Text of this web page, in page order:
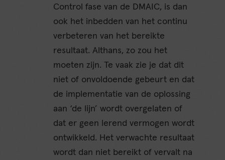
Control fase van de DMAIC, is dan
ook het inbedden van het continu
verbeteren van het bereikte
resultaat. Althans, zo zou het
moeten zijn. Te vaak zie je dat dit
niet of onvoldoende gebeurt en dat
de implementatie van de oplossing
aan ‘de lijn’ wordt overgelaten of
dat er geen lerend vermogen wordt
ontwikkeld. Het verwachte resultaat
wordt dan niet bereikt of vervalt na